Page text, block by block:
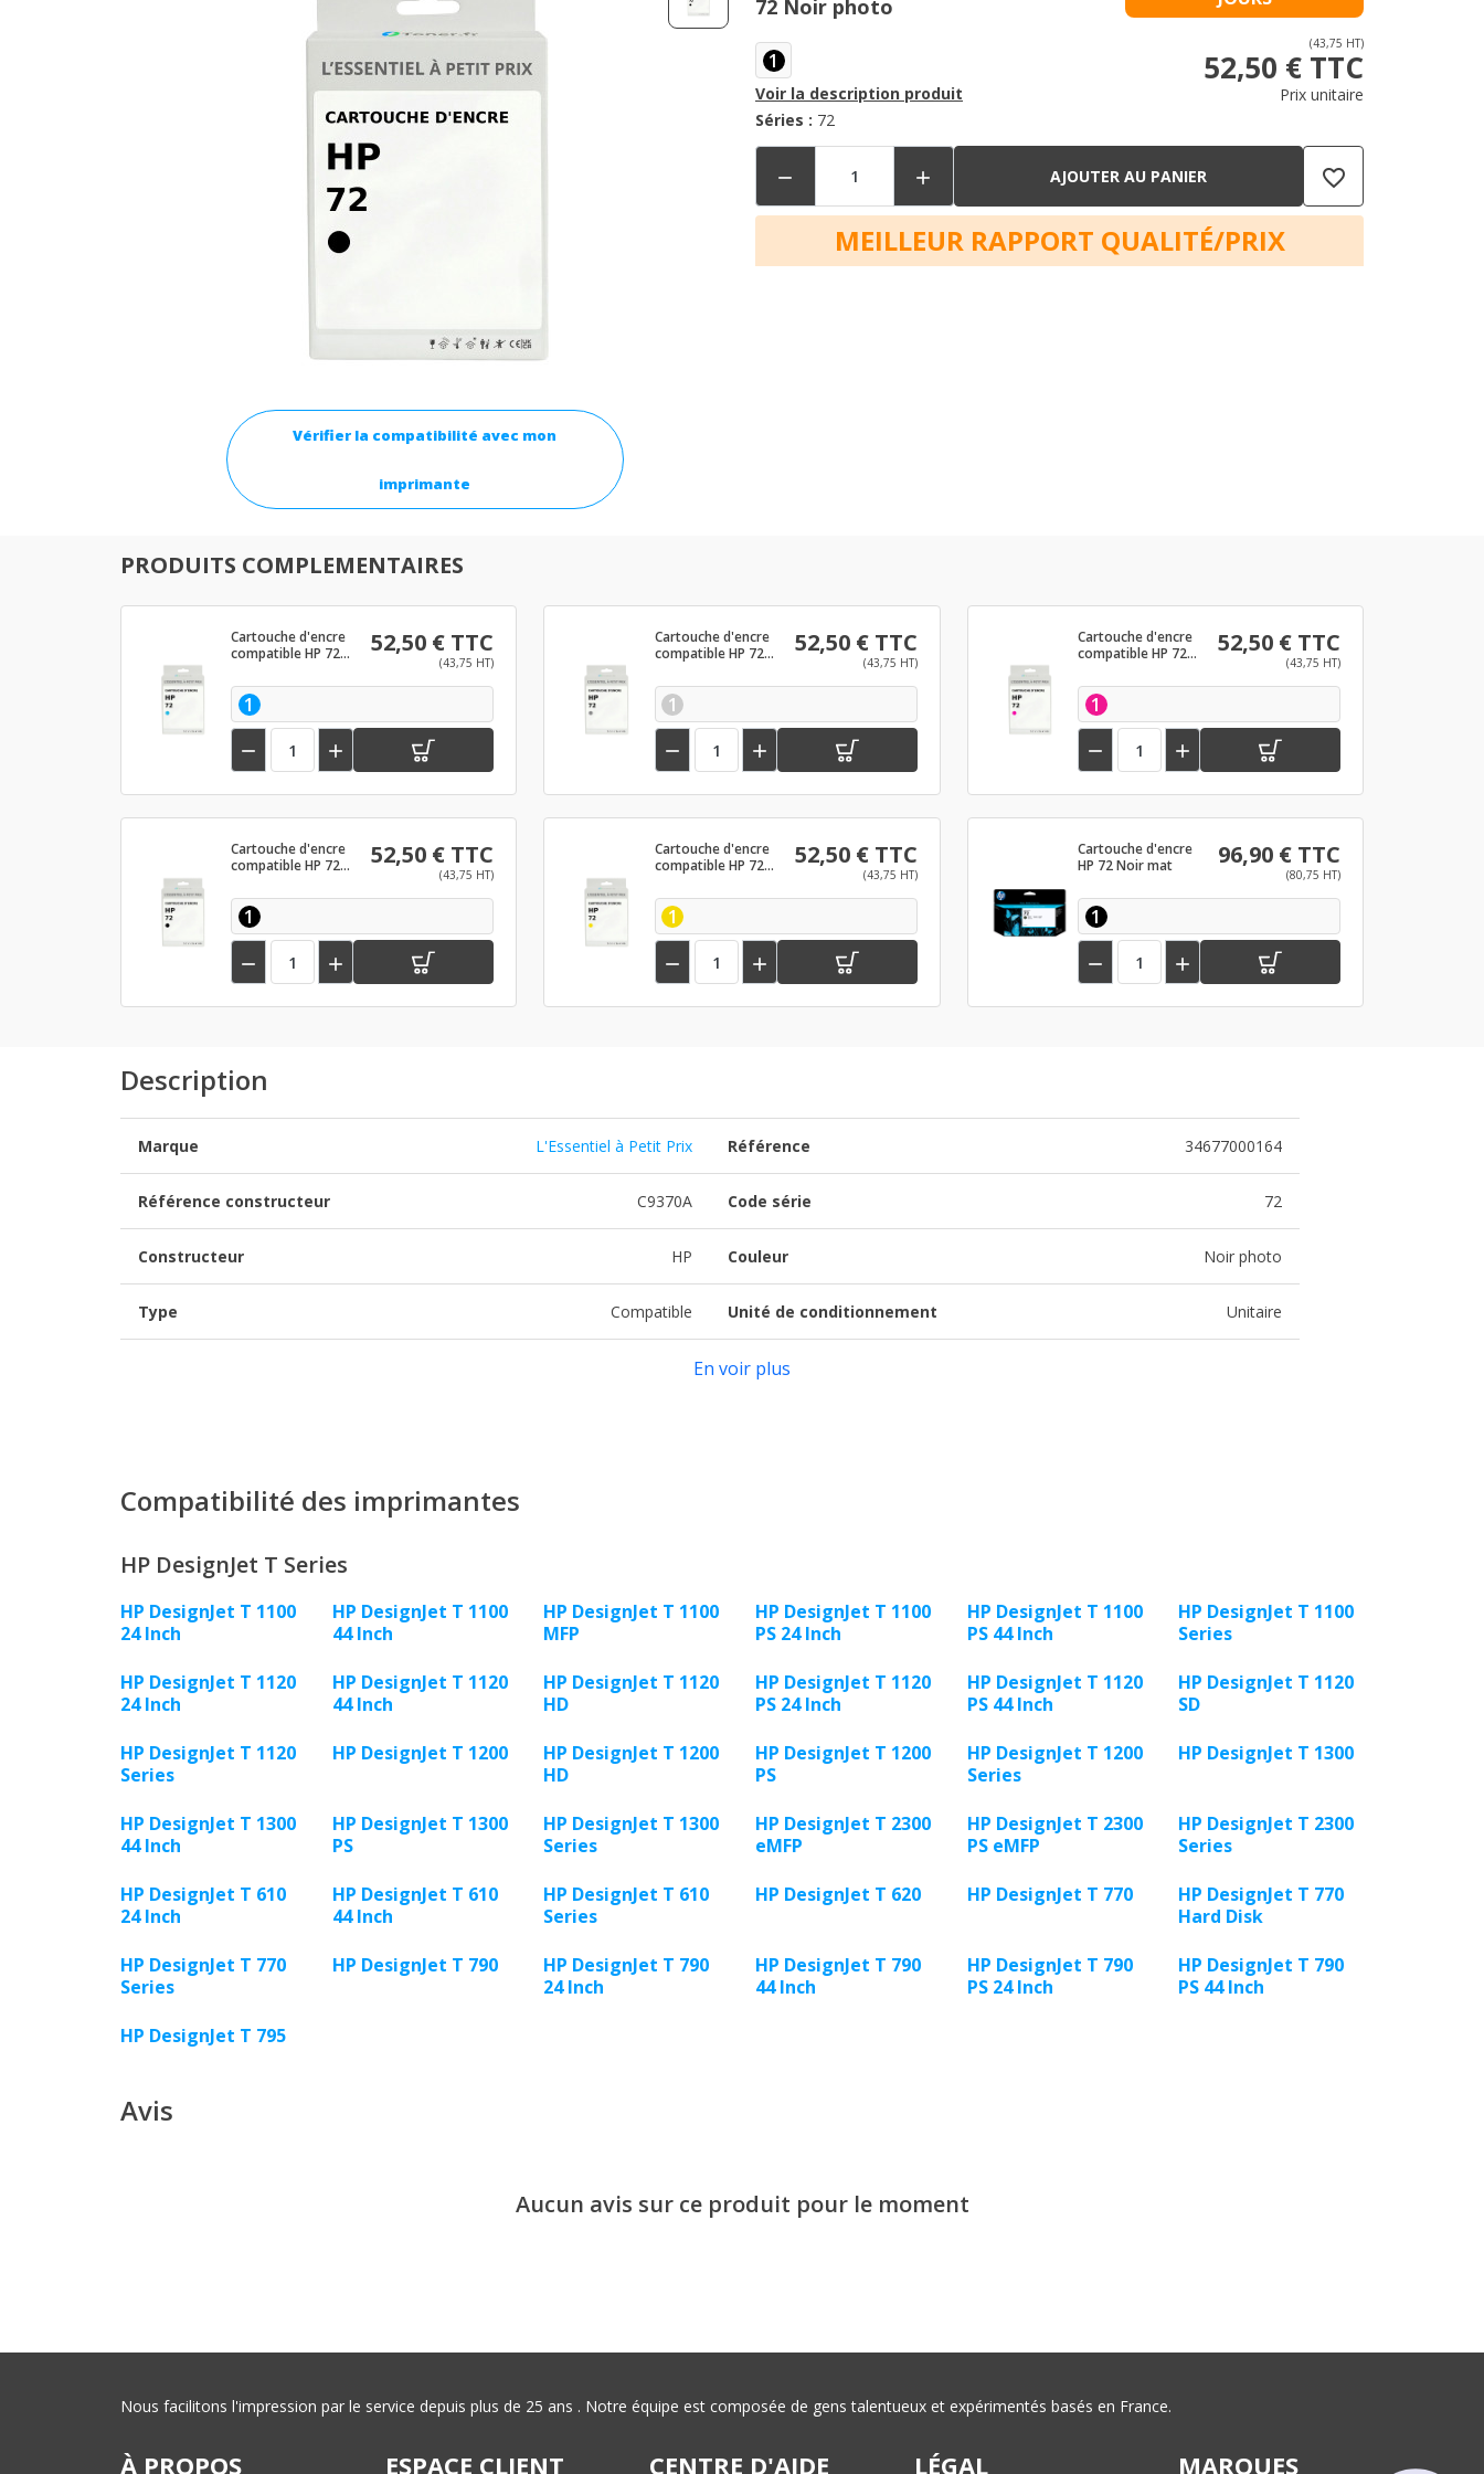
Vérifier la compatibilité avec mon
imprimante
72 Noir photo
1
Voir la description produit
Séries : 72
(43,75 HT)
52,50 € TTC
Prix unitaire
  AJOUTER AU PANIER favorite_border
MEILLEUR RAPPORT QUALITÉ/PRIX
PRODUITS COMPLEMENTAIRES
Cartouche d'encre
compatible HP 72
52,50 € TTC
(43,75 HT)
1
 
Cartouche d'encre
compatible HP 72
52,50 € TTC
(43,75 HT)
1
 
Cartouche d'encre
compatible HP 72
52,50 € TTC
(43,75 HT)
1
 
Cartouche d'encre
compatible HP 72
52,50 € TTC
(43,75 HT)
1
 
Cartouche d'encre
compatible HP 72
52,50 € TTC
(43,75 HT)
1
 
Cartouche d'encre
HP 72 Noir mat
96,90 € TTC
(80,75 HT)
1
 
Description
Marque L'Essentiel à Petit Prix Référence 34677000164
Référence constructeur C9370A Code série 72
Constructeur HP Couleur Noir photo
Type Compatible Unité de conditionnement Unitaire
En voir plus
Compatibilité des imprimantes
HP DesignJet T Series
HP DesignJet T 1100
24 Inch
HP DesignJet T 1100
44 Inch
HP DesignJet T 1100
MFP
HP DesignJet T 1100
PS 24 Inch
HP DesignJet T 1100
PS 44 Inch
HP DesignJet T 1100
Series
HP DesignJet T 1120
24 Inch
HP DesignJet T 1120
44 Inch
HP DesignJet T 1120
HD
HP DesignJet T 1120
PS 24 Inch
HP DesignJet T 1120
PS 44 Inch
HP DesignJet T 1120
SD
HP DesignJet T 1120
Series
HP DesignJet T 1200
HP DesignJet T 1200
HD
HP DesignJet T 1200
PS
HP DesignJet T 1200
Series
HP DesignJet T 1300
HP DesignJet T 1300
44 Inch
HP DesignJet T 1300
PS
HP DesignJet T 1300
Series
HP DesignJet T 2300
eMFP
HP DesignJet T 2300
PS eMFP
HP DesignJet T 2300
Series
HP DesignJet T 610
24 Inch
HP DesignJet T 610
44 Inch
HP DesignJet T 610
Series
HP DesignJet T 620 HP DesignJet T 770
HP DesignJet T 770
Hard Disk
HP DesignJet T 770
Series
HP DesignJet T 790
HP DesignJet T 790
24 Inch
HP DesignJet T 790
44 Inch
HP DesignJet T 790
PS 24 Inch
HP DesignJet T 790
PS 44 Inch
HP DesignJet T 795
Avis
Aucun avis sur ce produit pour le moment
Nous facilitons l'impression par le service depuis plus de 25 ans . Notre équipe est composée de gens talentueux et expérimentés basés en France.
À PROPOS ESPACE CLIENT CENTRE D'AIDE LÉGAL MARQUES